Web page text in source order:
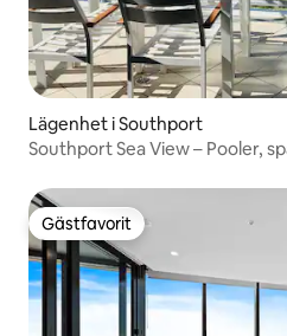
Lägenhet i Southport
Southport Sea View – Pooler,
Gästfavorit
Gästfavorit